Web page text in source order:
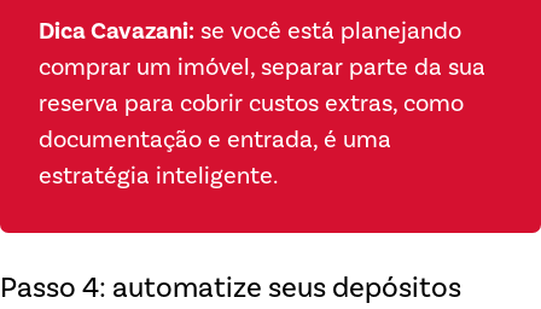
Dica Cavazani: se você está planejando
comprar um imóvel, separar parte da sua
reserva para cobrir custos extras, como
documentação e entrada, é uma
estratégia inteligente.
Passo 4: automatize seus depósitos